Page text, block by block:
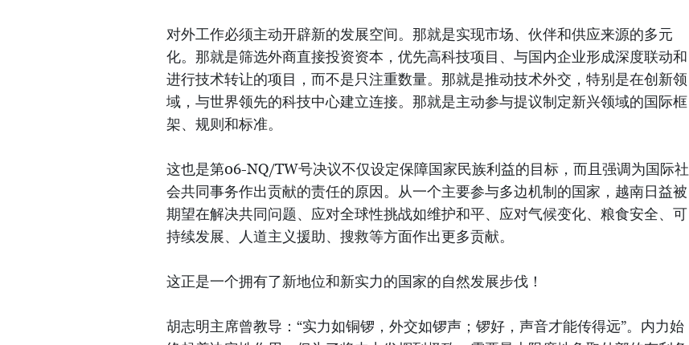
对外工作必须主动开辟新的发展空间。那就是实现市场、伙伴和供应来源的多元
化。那就是筛选外商直接投资资本，优先高科技项目、与国内企业形成深度联动和
进行技术转让的项目，而不是只注重数量。那就是推动技术外交，特别是在创新领
域，与世界领先的科技中心建立连接。那就是主动参与提议制定新兴领域的国际框
架、规则和标准。
这也是第06-NQ/TW号决议不仅设定保障国家民族利益的目标，而且强调为国际社
会共同事务作出贡献的责任的原因。从一个主要参与多边机制的国家，越南日益被
期望在解决共同问题、应对全球性挑战如维护和平、应对气候变化、粮食安全、可
持续发展、人道主义援助、搜救等方面作出更多贡献。
这正是一个拥有了新地位和新实力的国家的自然发展步伐！
胡志明主席曾教导：“实力如铜锣，外交如锣声；锣好，声音才能传得远”。内力始